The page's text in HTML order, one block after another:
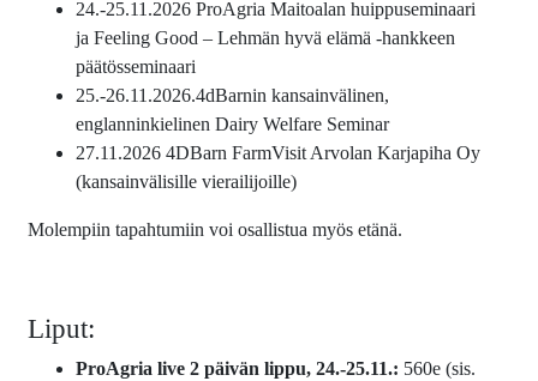
24.-25.11.2026 ProAgria Maitoalan huippuseminaari
ja Feeling Good – Lehmän hyvä elämä -hankkeen
päätösseminaari
25.-26.11.2026.4dBarnin kansainvälinen,
englanninkielinen Dairy Welfare Seminar
27.11.2026 4DBarn FarmVisit Arvolan Karjapiha Oy
(kansainvälisille vierailijoille)
Molempiin tapahtumiin voi osallistua myös etänä.
Liput:
ProAgria live 2 päivän lippu, 24.-25.11.: 560e (sis.